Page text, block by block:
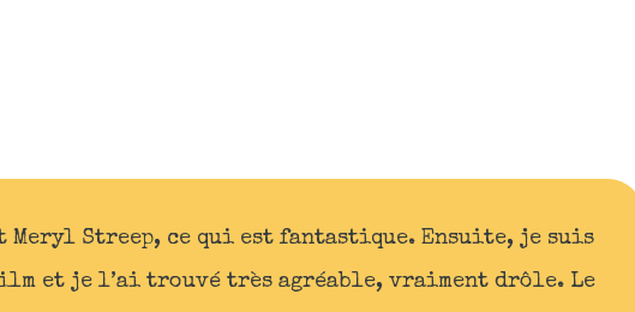
Meryl Streep, ce qui est fantastique. Ensuite, je suis
et je l’ai trouvé très agréable, vraiment drôle. Le